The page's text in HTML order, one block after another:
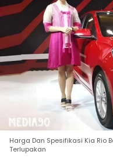
Harga Dan Spesifikasi Kia Rio
Terlupakan